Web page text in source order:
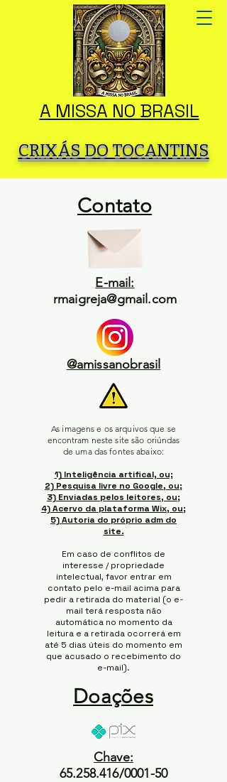
A MISSA NO BRASIL
CRIXÁS DO TOCANTINS
Contato
E-mail:
rmaigreja@gmail.com
@amissanobrasil
As imagens e os arquivos que se
encontram neste site são oriúndas
de uma das fontes abaixo:
1) Inteligência artifical, ou;
2) Pesquisa livre no Google, ou;
3) Enviadas pelos leitores, ou;
4) Acervo da plataforma Wix, ou;
5) Autoria do próprio adm do
site.
Em caso de conflitos de
interesse / propriedade
intelectual, favor entrar em
contato pelo e-mail acima para
pedir a retirada do material (o e-
mail terá resposta não
automática no momento da
leitura e a retirada ocorrerá em
até 5 dias úteis do momento em
que acusado o recebimento do
e-mail).
Doações
Chave:
65.258.416/0001-50